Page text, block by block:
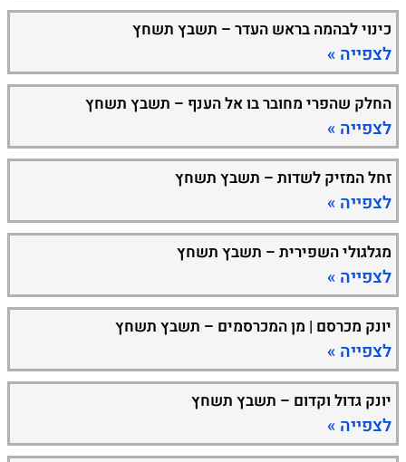
כינוי לבהמה בראש העדר – תשבץ תשחץ
לצפייה »
החלק שהפרי מחובר בו אל הענף – תשבץ תשחץ
לצפייה »
זחל המזיק לשדות – תשבץ תשחץ
לצפייה »
מגלגולי השפירית – תשבץ תשחץ
לצפייה »
יונק מכרסם | מן המכרסמים – תשבץ תשחץ
לצפייה »
יונק גדול וקדום – תשבץ תשחץ
לצפייה »